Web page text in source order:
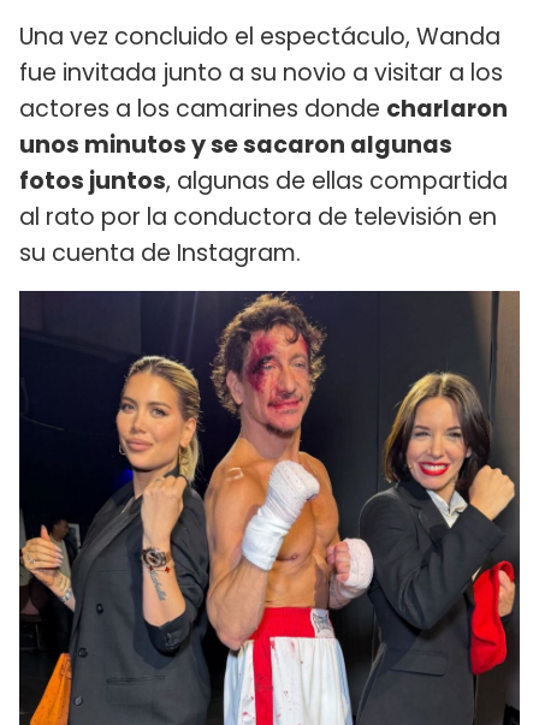
Una vez concluido el espectáculo, Wanda
fue invitada junto a su novio a visitar a los
actores a los camarines donde charlaron
unos minutos y se sacaron algunas
fotos juntos, algunas de ellas compartida
al rato por la conductora de televisión en
su cuenta de Instagram.